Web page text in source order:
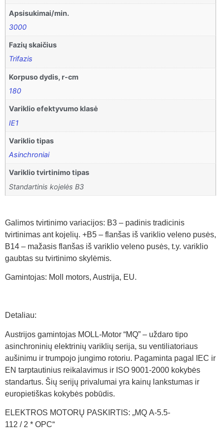
Apsisukimai/min.
3000
Fazių skaičius
Trifazis
Korpuso dydis, r-cm
180
Variklio efektyvumo klasė
IE1
Variklio tipas
Asinchroniai
Variklio tvirtinimo tipas
Standartinis kojelės B3
Galimos tvirtinimo variacijos: B3 – padinis tradicinis
tvirtinimas ant kojelių. +B5 – flanšas iš variklio veleno pusės,
B14 – mažasis flanšas iš variklio veleno pusės, t.y. variklio
gaubtas su tvirtinimo skylėmis.
Gamintojas: Moll motors, Austrija, EU.
Detaliau:
Austrijos gamintojas MOLL-Motor “MQ” – uždaro tipo
asinchroninių elektrinių variklių serija, su ventiliatoriaus
aušinimu ir trumpojo jungimo rotoriu. Pagaminta pagal IEC ir
EN tarptautinius reikalavimus ir ISO 9001-2000 kokybės
standartus. Šių serijų privalumai yra kainų lankstumas ir
europietiškas kokybės pobūdis.
ELEKTROS MOTORŲ PASKIRTIS: „MQ A-5.5-
112 / 2 * OPC“